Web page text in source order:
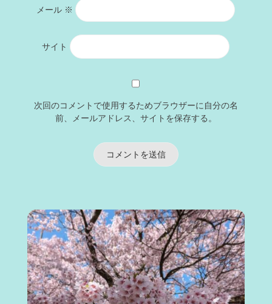
メール ※
サイト
次回のコメントで使用するためブラウザーに自分の名
前、メールアドレス、サイトを保存する。